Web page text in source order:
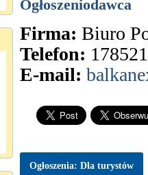
Ogłoszeniodawca
Firma: Biuro
Telefon:
E-mail:
Ogłoszenia: Dla turystów